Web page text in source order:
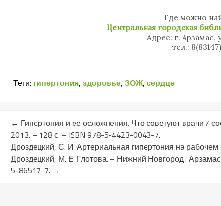
Где можно
Центральная городская
Адрес: г. Арзамас,
тел.:
Теги: гипертония,здоровье,ЗОЖ,сердце
← Гипертония и ее осложнения. Что советуют врачи /
2013. – 128 с. – ISBN 978-5-4423-0043-7.
Дроздецкий, С. И. Артериальная гипертония на
Дроздецкий, М. Е. Глотова. – Нижний Новгород :
5-86517-7. →